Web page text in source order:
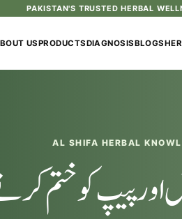
USPRODUCTSDIAGNOSISBLOGS
AL SHIFA HERBAL
پیپ کو ختم